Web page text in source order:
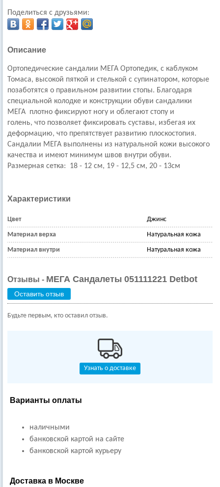
Поделиться с друзьями:
Описание
Ортопедические сандалии МЕГА Ортопедик, с каблуком
Томаса, высокой пяткой и стелькой с супинатором, которые
позаботятся о правильном развитии стопы. Благодаря
специальной колодке и конструкции обуви сандалики
МЕГА плотно фиксируют ногу и облегают стопу и
голень, что позволяет фиксировать суставы, избегая их
деформацию, что препятствует развитию плоскостопия.
Сандалии МЕГА выполнены из натуральной кожи высокого
качества и имеют минимум швов внутри обуви.
Размерная сетка:
18 - 12 см, 19 - 12,5 см, 20 - 13см
Характеристики
Цвет Джинс
Материал верха Натуральная кожа
Материал внутри Натуральная кожа
Отзывы - МЕГА Сандалеты 051111221 Detbot
Оставить отзыв
Будьте первым, кто оставил отзыв.
Узнать о доставке
Варианты оплаты
наличными
банковской картой на сайте
банковской картой курьеру
Доставка в Москве